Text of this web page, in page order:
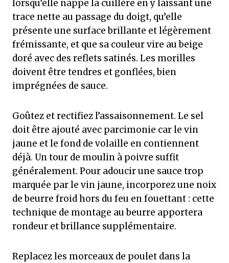
lorsqu’elle nappe la cuillère en y laissant une
trace nette au passage du doigt, qu’elle
présente une surface brillante et légèrement
frémissante, et que sa couleur vire au beige
doré avec des reflets satinés. Les morilles
doivent être tendres et gonflées, bien
imprégnées de sauce.
Goûtez et rectifiez l’assaisonnement. Le sel
doit être ajouté avec parcimonie car le vin
jaune et le fond de volaille en contiennent
déjà. Un tour de moulin à poivre suffit
généralement. Pour adoucir une sauce trop
marquée par le vin jaune, incorporez une noix
de beurre froid hors du feu en fouettant : cette
technique de montage au beurre apportera
rondeur et brillance supplémentaire.
Replacez les morceaux de poulet dans la